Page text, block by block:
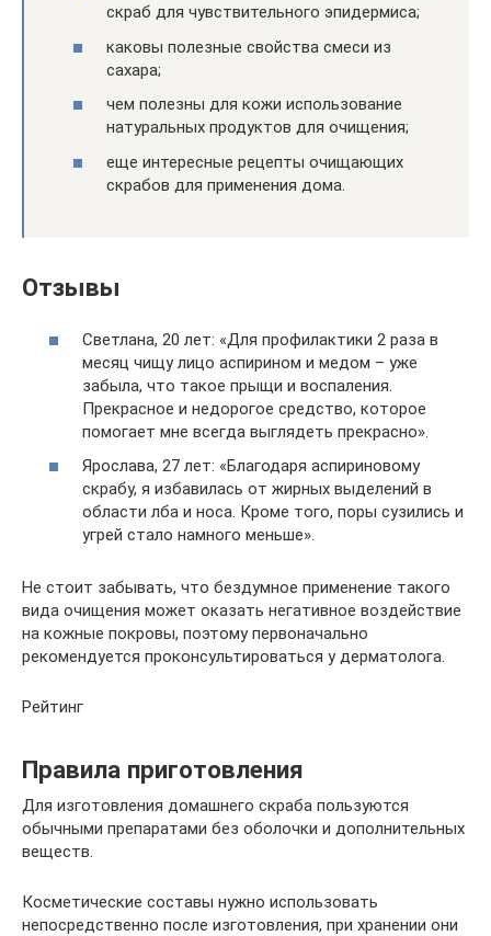
скраб для чувствительного эпидермиса;
каковы полезные свойства смеси из
сахара;
чем полезны для кожи использование
натуральных продуктов для очищения;
еще интересные рецепты очищающих
скрабов для применения дома.
Отзывы
Светлана, 20 лет: «Для профилактики 2 раза в
месяц чищу лицо аспирином и медом – уже
забыла, что такое прыщи и воспаления.
Прекрасное и недорогое средство, которое
помогает мне всегда выглядеть прекрасно».
Ярослава, 27 лет: «Благодаря аспириновому
скрабу, я избавилась от жирных выделений в
области лба и носа. Кроме того, поры сузились и
угрей стало намного меньше».
Не стоит забывать, что бездумное применение такого
вида очищения может оказать негативное воздействие
на кожные покровы, поэтому первоначально
рекомендуется проконсультироваться у дерматолога.
Рейтинг
Правила приготовления
Для изготовления домашнего скраба пользуются
обычными препаратами без оболочки и дополнительных
веществ.
Косметические составы нужно использовать
непосредственно после изготовления, при хранении они